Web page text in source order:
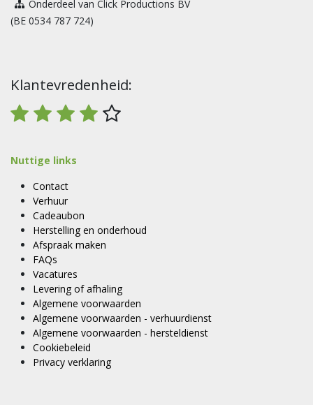
Onderdeel van Click Productions BV
(BE 0534 787 724)
Klantevredenheid:
Nuttige links
Contact
Verhuur
Cadeaubon
Herstelling en onderhoud
Afspraak maken
FAQs
Vacatures
Levering of afhaling
Algemene voorwaarden
Algemene voorwaarden - verhuurdienst
Algemene voorwaarden - hersteldienst
Cookiebeleid
Privacy verklaring